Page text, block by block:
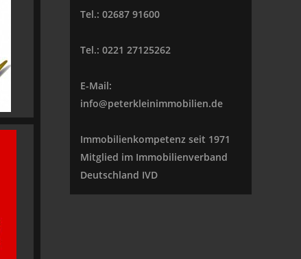
Tel.: 02687 91600
Tel.: 0221 27125262
E-Mail:
info@peterkleinimmobilien.de
Immobilienkompetenz seit 1971
Mitglied im Immobilienverband
Deutschland IVD